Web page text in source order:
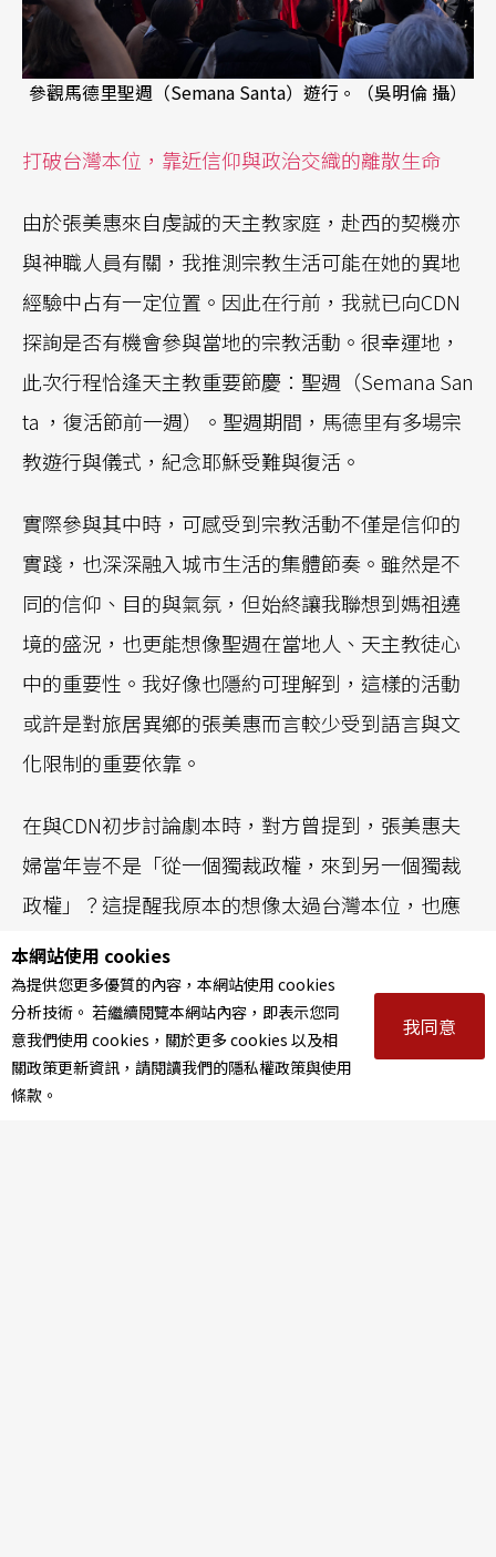
參觀馬德里聖週（Semana Santa）遊行。（吳明倫 攝）
打破台灣本位，靠近信仰與政治交織的離散生命
由於張美惠來自虔誠的天主教家庭，赴西的契機亦
與神職人員有關，我推測宗教生活可能在她的異地
經驗中占有一定位置。因此在行前，我就已向CDN
探詢是否有機會參與當地的宗教活動。很幸運地，
此次行程恰逢天主教重要節慶：聖週（Semana San
ta ，復活節前一週）。聖週期間，馬德里有多場宗
教遊行與儀式，紀念耶穌受難與復活。
實際參與其中時，可感受到宗教活動不僅是信仰的
實踐，也深深融入城市生活的集體節奏。雖然是不
同的信仰、目的與氣氛，但始終讓我聯想到媽祖遶
境的盛況，也更能想像聖週在當地人、天主教徒心
中的重要性。我好像也隱約可理解到，這樣的活動
或許是對旅居異鄉的張美惠而言較少受到語言與文
化限制的重要依靠。
在與CDN初步討論劇本時，對方曾提到，張美惠夫
婦當年豈不是「從一個獨裁政權，來到另一個獨裁
政權」？這提醒我原本的想像太過台灣本位，也應
思考在佛朗哥（Francisco Franco）統治下的西班
牙以及她來到西班牙後所處的歷史環境。正巧不久
後我在參觀中正紀念堂「自由花蕊」展覽時，張惠
君處長也提及西班牙「烈士谷」（Valle de los Caíd
os）：烈士谷為佛朗哥所建的大型紀念設施，至今
本網站使用 cookies
為提供您更多優質的內容，本網站使用 cookies
分析技術。 若繼續閱覽本網站內容，即表示您同
意我們使用 cookies，關於更多 cookies 以及相
關政策更新資訊，請閱讀我們的隱私權政策與使用
條款。
我同意